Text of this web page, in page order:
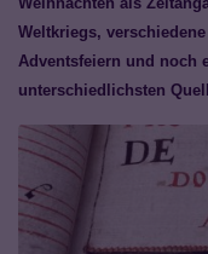
Weltkriegs,
Adventsfeiern und noch
unterschiedlichsten